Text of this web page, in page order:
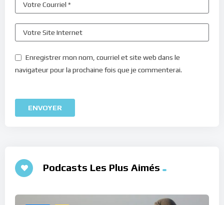
Enregistrer mon nom, courriel et site web dans le
navigateur pour la prochaine fois que je commenterai.
Podcasts Les Plus Aimés